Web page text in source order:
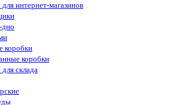
интернет-магазинов
коробки
коробки
склада